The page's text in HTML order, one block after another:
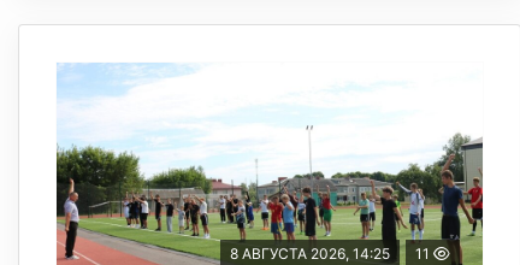
8 АВГУСТА 2026, 14:25 11